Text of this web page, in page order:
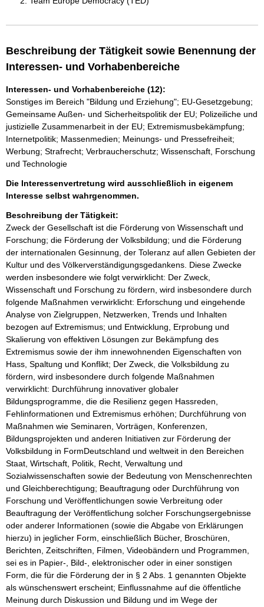
Beschreibung der Tätigkeit sowie Benennung der
Interessen- und Vorhabenbereiche
Interessen- und Vorhabenbereiche (12):
Sonstiges im Bereich "Bildung und Erziehung"; EU-Gesetzgebung;
Gemeinsame Außen- und Sicherheitspolitik der EU; Polizeiliche und
justizielle Zusammenarbeit in der EU; Extremismusbekämpfung;
Internetpolitik; Massenmedien; Meinungs- und Pressefreiheit;
Werbung; Strafrecht; Verbraucherschutz; Wissenschaft, Forschung
und Technologie
Die Interessenvertretung wird ausschließlich in eigenem
Interesse selbst wahrgenommen.
Beschreibung der Tätigkeit:
Zweck der Gesellschaft ist die Förderung von Wissenschaft und
Forschung; die Förderung der Volksbildung; und die Förderung
der internationalen Gesinnung, der Toleranz auf allen Gebieten der
Kultur und des Völkerverständigungsgedankens. Diese Zwecke
werden insbesondere wie folgt verwirklicht: Der Zweck,
Wissenschaft und Forschung zu fördern, wird insbesondere durch
folgende Maßnahmen verwirklicht: Erforschung und eingehende
Analyse von Zielgruppen, Netzwerken, Trends und Inhalten
bezogen auf Extremismus; und Entwicklung, Erprobung und
Skalierung von effektiven Lösungen zur Bekämpfung des
Extremismus sowie der ihm innewohnenden Eigenschaften von
Hass, Spaltung und Konflikt; Der Zweck, die Volksbildung zu
fördern, wird insbesondere durch folgende Maßnahmen
verwirklicht: Durchführung innovativer globaler
Bildungsprogramme, die die Resilienz gegen Hassreden,
Fehlinformationen und Extremismus erhöhen; Durchführung von
Maßnahmen wie Seminaren, Vorträgen, Konferenzen,
Bildungsprojekten und anderen Initiativen zur Förderung der
Volksbildung in FormDeutschland und weltweit in den Bereichen
Staat, Wirtschaft, Politik, Recht, Verwaltung und
Sozialwissenschaften sowie der Bedeutung von Menschenrechten
und Gleichberechtigung; Beauftragung oder Durchführung von
Forschung und Veröffentlichungen sowie Verbreitung oder
Beauftragung der Veröffentlichung solcher Forschungsergebnisse
oder anderer Informationen (sowie die Abgabe von Erklärungen
hierzu) in jeglicher Form, einschließlich Bücher, Broschüren,
Berichten, Zeitschriften, Filmen, Videobändern und Programmen,
sei es in Papier-, Bild-, elektronischer oder in einer sonstigen
Form, die für die Förderung der in § 2 Abs. 1 genannten Objekte
als wünschenswert erscheint; Einflussnahme auf die öffentliche
Meinung durch Diskussion und Bildung und im Wege der